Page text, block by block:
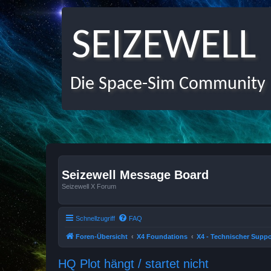
SEIZEWELL
Die Space-Sim Community
Seizewell Message Board
Seizewell X Forum
Schnellzugriff FAQ
Foren-Übersicht X4 Foundations X4 - Technischer
HQ Plot hängt / startet nicht